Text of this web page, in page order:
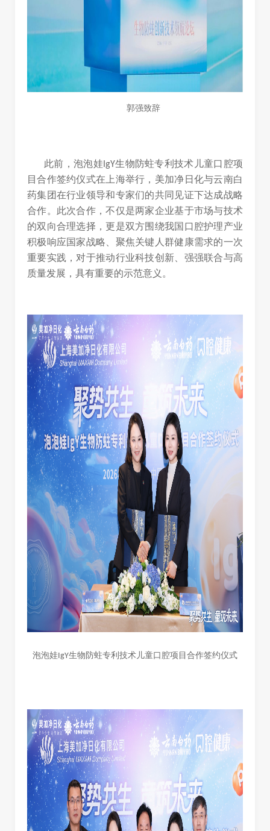
郭强致辞
此前，泡泡娃 IgY生物防蛀专利技术儿童口腔项
目合作签约仪式在上海举行，美加净日化与云南白
药集团在行业领导和专家们的共同见证下达成战略
合作。此次合作，不仅是两家企业基于市场与技术
的双向合理选择，更是双方围绕我国口腔护理产业
积极响应国家战略、聚焦关键人群健康需求的一次
重要实践，对于推动行业科技创新、强强联合与高
质量发展，具有重要的示范意义。
泡泡娃IgY生物防蛀专利技术儿童口腔项目合作签约仪式